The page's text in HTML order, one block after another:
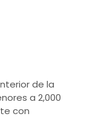
de la
a 2,000
con